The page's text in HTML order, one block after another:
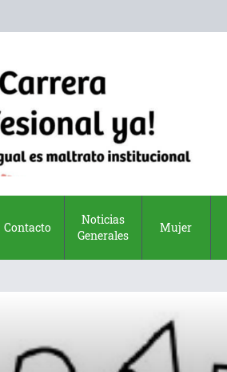
Contacto
Noticias
Generales
Mujer